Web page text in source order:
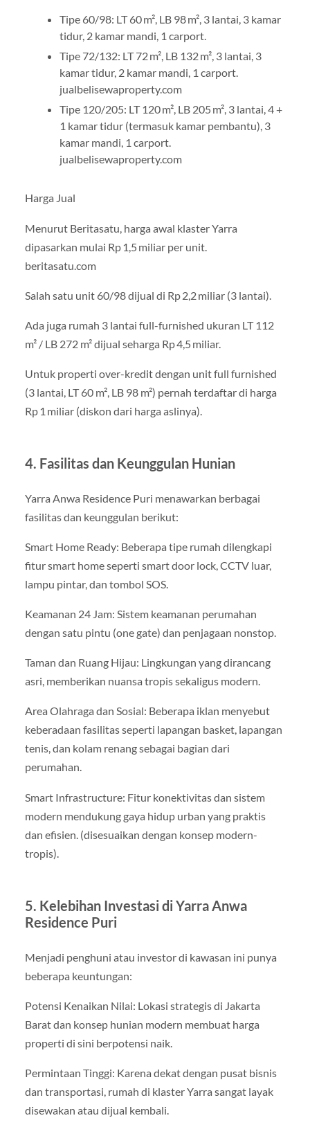
Tipe 60/98: LT 60 m², LB 98 m², 3 lantai, 3 kamar
tidur, 2 kamar mandi, 1 carport.
Tipe 72/132: LT 72 m², LB 132 m², 3 lantai, 3
kamar tidur, 2 kamar mandi, 1 carport.
jualbelisewaproperty.com
Tipe 120/205: LT 120 m², LB 205 m², 3 lantai, 4 +
1 kamar tidur (termasuk kamar pembantu), 3
kamar mandi, 1 carport.
jualbelisewaproperty.com
Harga Jual
Menurut Beritasatu, harga awal klaster Yarra
dipasarkan mulai Rp 1,5 miliar per unit.
beritasatu.com
Salah satu unit 60/98 dijual di Rp 2,2 miliar (3 lantai).
Ada juga rumah 3 lantai full-furnished ukuran LT 112
m² / LB 272 m² dijual seharga Rp 4,5 miliar.
Untuk properti over-kredit dengan unit full furnished
(3 lantai, LT 60 m², LB 98 m²) pernah terdaftar di harga
Rp 1 miliar (diskon dari harga aslinya).
4. Fasilitas dan Keunggulan Hunian
Yarra Anwa Residence Puri menawarkan berbagai
fasilitas dan keunggulan berikut:
Smart Home Ready: Beberapa tipe rumah dilengkapi
fitur smart home seperti smart door lock, CCTV luar,
lampu pintar, dan tombol SOS.
Keamanan 24 Jam: Sistem keamanan perumahan
dengan satu pintu (one gate) dan penjagaan nonstop.
Taman dan Ruang Hijau: Lingkungan yang dirancang
asri, memberikan nuansa tropis sekaligus modern.
Area Olahraga dan Sosial: Beberapa iklan menyebut
keberadaan fasilitas seperti lapangan basket, lapangan
tenis, dan kolam renang sebagai bagian dari
perumahan.
Smart Infrastructure: Fitur konektivitas dan sistem
modern mendukung gaya hidup urban yang praktis
dan efisien. (disesuaikan dengan konsep modern-
tropis).
5. Kelebihan Investasi di Yarra Anwa
Residence Puri
Menjadi penghuni atau investor di kawasan ini punya
beberapa keuntungan:
Potensi Kenaikan Nilai: Lokasi strategis di Jakarta
Barat dan konsep hunian modern membuat harga
properti di sini berpotensi naik.
Permintaan Tinggi: Karena dekat dengan pusat bisnis
dan transportasi, rumah di klaster Yarra sangat layak
disewakan atau dijual kembali.